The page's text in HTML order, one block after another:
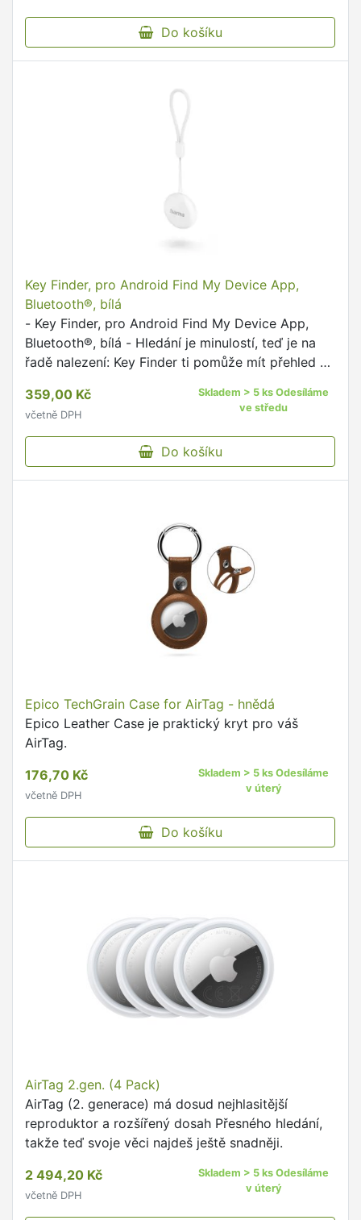
Do košíku
Key Finder, pro Android Find My Device App,
Bluetooth®, bílá
- Key Finder, pro Android Find My Device App,
Bluetooth®, bílá - Hledání je minulostí, teď je na
řadě nalezení: Key Finder ti pomůže mít přehled o
najít …
359,00 Kč
včetně DPH
Skladem > 5 ks Odesíláme
ve středu
Do košíku
Epico TechGrain Case for AirTag - hnědá
Epico Leather Case je praktický kryt pro váš
AirTag.
176,70 Kč
včetně DPH
Skladem > 5 ks Odesíláme
v úterý
Do košíku
AirTag 2.gen. (4 Pack)
AirTag (2. generace) má dosud nejhlasitější
reproduktor a rozšířený dosah Přesného hledání,
takže teď svoje věci najdeš ještě snadněji.
2 494,20 Kč
včetně DPH
Skladem > 5 ks Odesíláme
v úterý